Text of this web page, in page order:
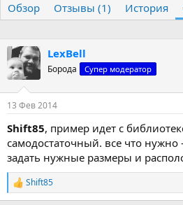
т
о
т
е
м
ы
т
а
ч
а
а
Обзор Отзывы (1) История
LexBell
Борода Супер модератор
13 Фев 2014
Shift85, пример идет с
самодостаточный. все что
задать нужные размеры и
Р
е
Shift85